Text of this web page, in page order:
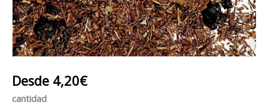
Desde 4,20€
cantidad